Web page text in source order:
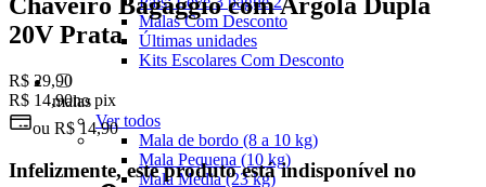
Malas Com Desconto
Últimas unidades
Kits Escolares Com Desconto
malas
Ver todos
Mala de bordo (8 a 10 kg)
Mala Pequena (10 kg)
Mala Média (23 kg)
20V Prata
R$ 29,90
R$ 14,90no pix
ou R$ 14,90
Infelizmente, este produto está indisponível no